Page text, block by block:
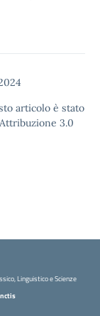
articolo è stato
3.0
Linguistico e Scienze